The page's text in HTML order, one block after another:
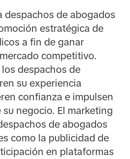
despachos de abogados
estratégica de
a fin de ganar
competitivo.
despachos de
su experiencia
confianza e impulsen
negocio. El marketing
de abogados
como la publicidad de
en plataformas